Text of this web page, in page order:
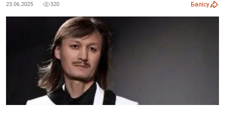
23.06.2025 320 Бөлісу